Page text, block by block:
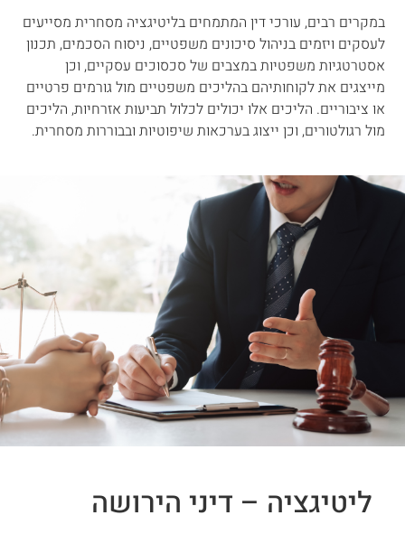
במקרים רבים, עורכי דין המתמחים בליטיגציה מסחרית מסייעים
לעסקים ויזמים בניהול סיכונים משפטיים, ניסוח הסכמים, תכנון
אסטרטגיות משפטיות במצבים של סכסוכים עסקיים, וכן
מייצגים את לקוחותיהם בהליכים משפטיים מול גורמים פרטיים
או ציבוריים. הליכים אלו יכולים לכלול תביעות אזרחיות, הליכים
מול רגולטורים, וכן ייצוג בערכאות שיפוטיות ובבוררות מסחרית.
ליטיגציה – דיני הירושה